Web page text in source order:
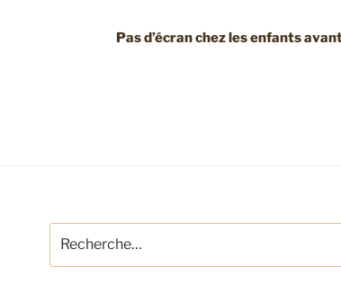
Pas d’écran chez les enfants
pour
: